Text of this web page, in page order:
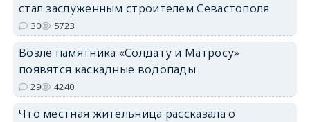
стал заслуженным строителем Севастополя
30 5723
Возле памятника «Солдату и Матросу»
появятся каскадные водопады
29 4240
Что местная жительница рассказала о